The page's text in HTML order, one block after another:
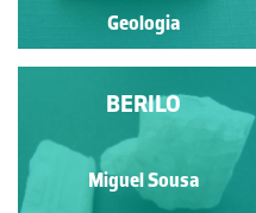
Geologia
Geologia
ARAGONITE
Miguel Sousa
BERILO
Miguel Sousa